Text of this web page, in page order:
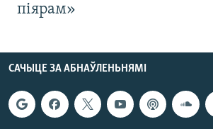
піярам»
САЧЫЦЕ ЗА АБНАЎЛЕНЬНЯМІ